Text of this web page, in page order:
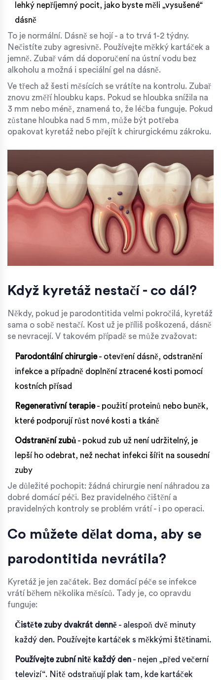
lehký nepříjemný pocit, jako byste měli „vysušené“
dásně
To je normální. Dásně se hojí - a to trvá 1-2 týdny.
Nečistíte zuby agresivně. Používejte měkký kartáček a
jemně. Zubař vám dá doporučení na ústní vodu bez
alkoholu a možná i speciální gel na dásně.
Ve třech až šesti měsících se vrátíte na kontrolu. Zubař
znovu změří hloubku kaps. Pokud se hloubka snížila na
3 mm nebo méně, znamená to, že léčba funguje. Pokud
zůstane hloubka nad 5 mm, může být potřeba
opakovat kyretáž nebo přejít k chirurgickému zákroku.
Když kyretáž nestačí - co dál?
Někdy, pokud je parodontitida velmi pokročilá, kyretáž
sama o sobě nestačí. Kost už je příliš poškozená, dásně
se nevracejí. V takovém případě se může zvažovat:
Parodontální chirurgie- otevření dásně, odstranění
infekce a případně doplnění ztracené kosti pomocí
kostních přísad
Regenerativní terapie- použití proteinů nebo buněk,
které podporují růst nové kosti a tkáně
Odstranění zubů - pokud zub už není udržitelný, je
lepší ho odebrat, než nechat infekci šířit na sousední
zuby
Je důležité pochopit: žádná chirurgie není náhradou za
dobré domácí péči. Bez pravidelného čištění a
pravidelných kontroly se problém vrátí - i po operaci.
Co můžete dělat doma, aby se
parodontitida nevrátila?
Kyretáž je jen začátek. Bez domácí péče se infekce
vrátí během několika měsíců. Tady je, co opravdu
funguje:
Čistěte zuby dvakrát denně - alespoň dvě minuty
každý den. Používejte kartáček s měkkými štětinami.
Používejte zubní nitě každý den - nejen „před večerní
televizí“. Nitě odstraňují plak tam, kde kartáček